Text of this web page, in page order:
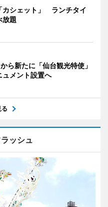
カシェット」 ランチタイ
放題
ら新たに「仙台観光特使」
メント設置へ
る
ッシュ